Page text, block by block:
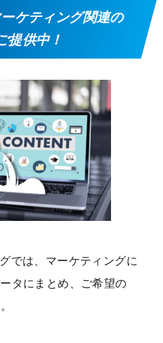
ケティング関連の
提供中！
では、マーケティングに
タにまとめ、ご希望の